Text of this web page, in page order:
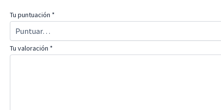
Tu puntuación *
Tu valoración *